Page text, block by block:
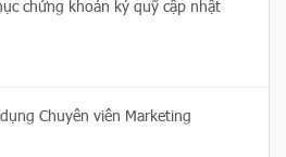
chứng khoán ký quỹ cập nhật
Chuyên viên Marketing